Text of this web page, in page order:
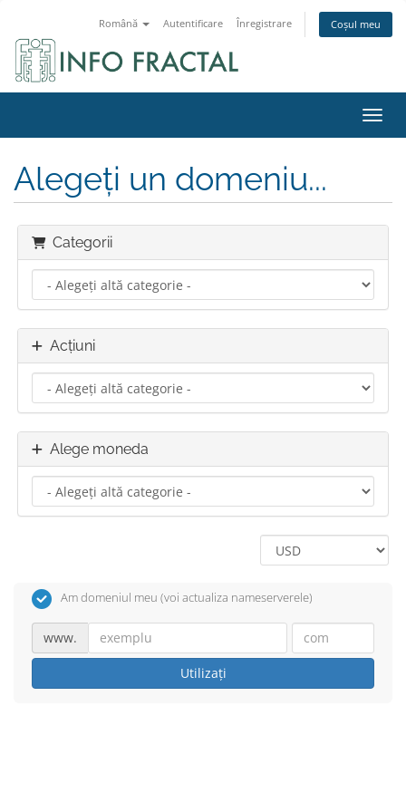
Română Autentificare Înregistrare Coșul meu
Alegeți un domeniu...
Categorii
Acțiuni
Alege moneda
Am domeniul meu (voi actualiza nameserverele)
www.
Utilizați